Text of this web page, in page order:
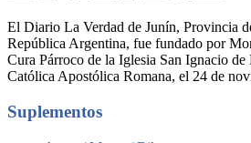
El Diario La Verdad de Junín, Provincia
República Argentina, fue fundado por
Cura Párroco de la Iglesia San Ignacio
Católica Apostólica Romana, el 24 de
Suplementos